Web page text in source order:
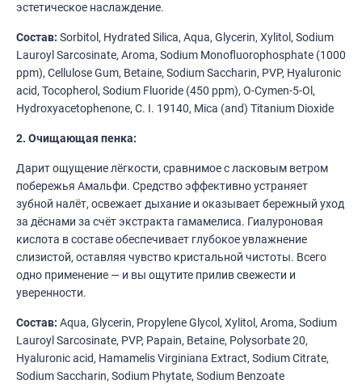
эстетическое наслаждение.
Состав: Sorbitol, Hydrated Silica, Aqua, Glycerin, Xylitol, Sodium
Lauroyl Sarcosinate, Aroma, Sodium Monofluorophosphate (1000
ppm), Cellulose Gum, Betaine, Sodium Saccharin, PVP, Hyaluronic
acid, Tocopherol, Sodium Fluoride (450 ppm), O-Cymen-5-Ol,
Hydroxyacetophenone, C. I. 19140, Mica (and) Titanium Dioxide
2. Очищающая пенка:
Дарит ощущение лёгкости, сравнимое с ласковым ветром
побережья Амальфи. Средство эффективно устраняет
зубной налёт, освежает дыхание и оказывает бережный уход
за дёснами за счёт экстракта гамамелиса. Гиалуроновая
кислота в составе обеспечивает глубокое увлажнение
слизистой, оставляя чувство кристальной чистоты. Всего
одно применение — и вы ощутите прилив свежести и
уверенности.
Состав: Aqua, Glycerin, Propylene Glycol, Xylitol, Aroma, Sodium
Lauroyl Sarcosinate, PVP, Papain, Betaine, Polysorbate 20,
Hyaluronic acid, Hamamelis Virginiana Extract, Sodium Citrate,
Sodium Saccharin, Sodium Phytate, Sodium Benzoate